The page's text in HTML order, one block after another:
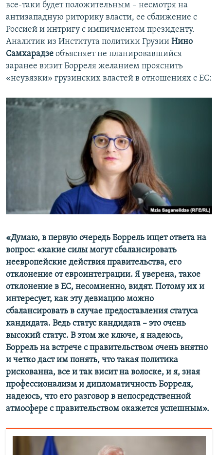
все-таки будет положительным – несмотря на
антизападную риторику власти, ее сближение с
Россией и интригу с импичментом президенту.
Аналитик из Института политики Грузии Нино
Самхарадзе объясняет не планировавшийся
заранее визит Борреля желанием прояснить
«неувязки» грузинских властей в отношениях с ЕС:
«Думаю, в первую очередь Боррель ищет ответа на
вопрос: «какие силы могут сбалансировать
неевропейские действия правительства, его
отклонение от евроинтеграции. Я уверена, такое
отклонение в ЕС, несомненно, видят. Потому их и
интересует, как эту девиацию можно
сбалансировать в случае предоставления статуса
кандидата. Ведь статус кандидата – это очень
высокий статус. В этом же ключе, я надеюсь,
Боррель на встрече с правительством очень внятно
и четко даст им понять, что такая политика
рискованна, все и так висит на волоске, и я, зная
профессионализм и дипломатичность Борреля,
надеюсь, что его разговор в непосредственной
атмосфере с правительством окажется успешным».